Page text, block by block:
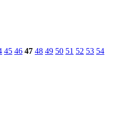
45 46 47 48 49 50 51 52 53 54